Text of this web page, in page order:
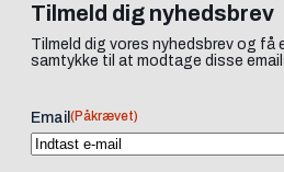
Tilmeld dig nyhedsbrev
Tilmeld dig vores nyhedsbrev og få
samtykke til at modtage disse
Email (Påkrævet)